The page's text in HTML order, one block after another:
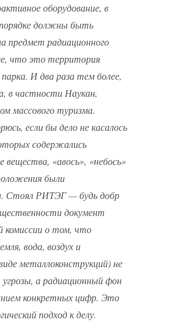
оборудование, в
должны быть
предмет радиационного
что это территория
И два раза тем более,
в частности Наукан,
массового туризма.
если бы дело не касалось
содержались
вещества, «авось», «небось»
были
Стоял РИТЭГ — будь добр
документ
о том, что
вода, воздух и
металлоконструкций) не
а радиационный фон
конкретных цифр. Это
подход к делу.